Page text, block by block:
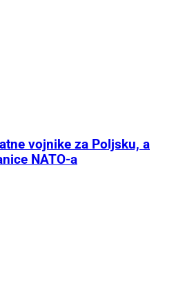
vojnike za Poljsku, a
NATO-a